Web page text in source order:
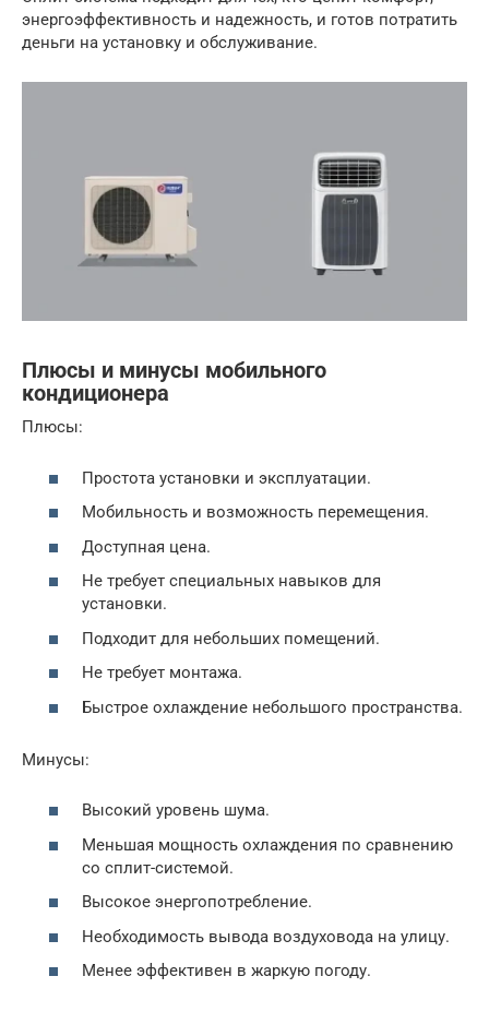
энергоэффективность и надежность, и готов потратить
деньги на установку и обслуживание.
Плюсы и минусы мобильного
кондиционера
Плюсы:
Простота установки и эксплуатации.
Мобильность и возможность перемещения.
Доступная цена.
Не требует специальных навыков для
установки.
Подходит для небольших помещений.
Не требует монтажа.
Быстрое охлаждение небольшого пространства.
Минусы:
Высокий уровень шума.
Меньшая мощность охлаждения по сравнению
со сплит-системой.
Высокое энергопотребление.
Необходимость вывода воздуховода на улицу.
Менее эффективен в жаркую погоду.